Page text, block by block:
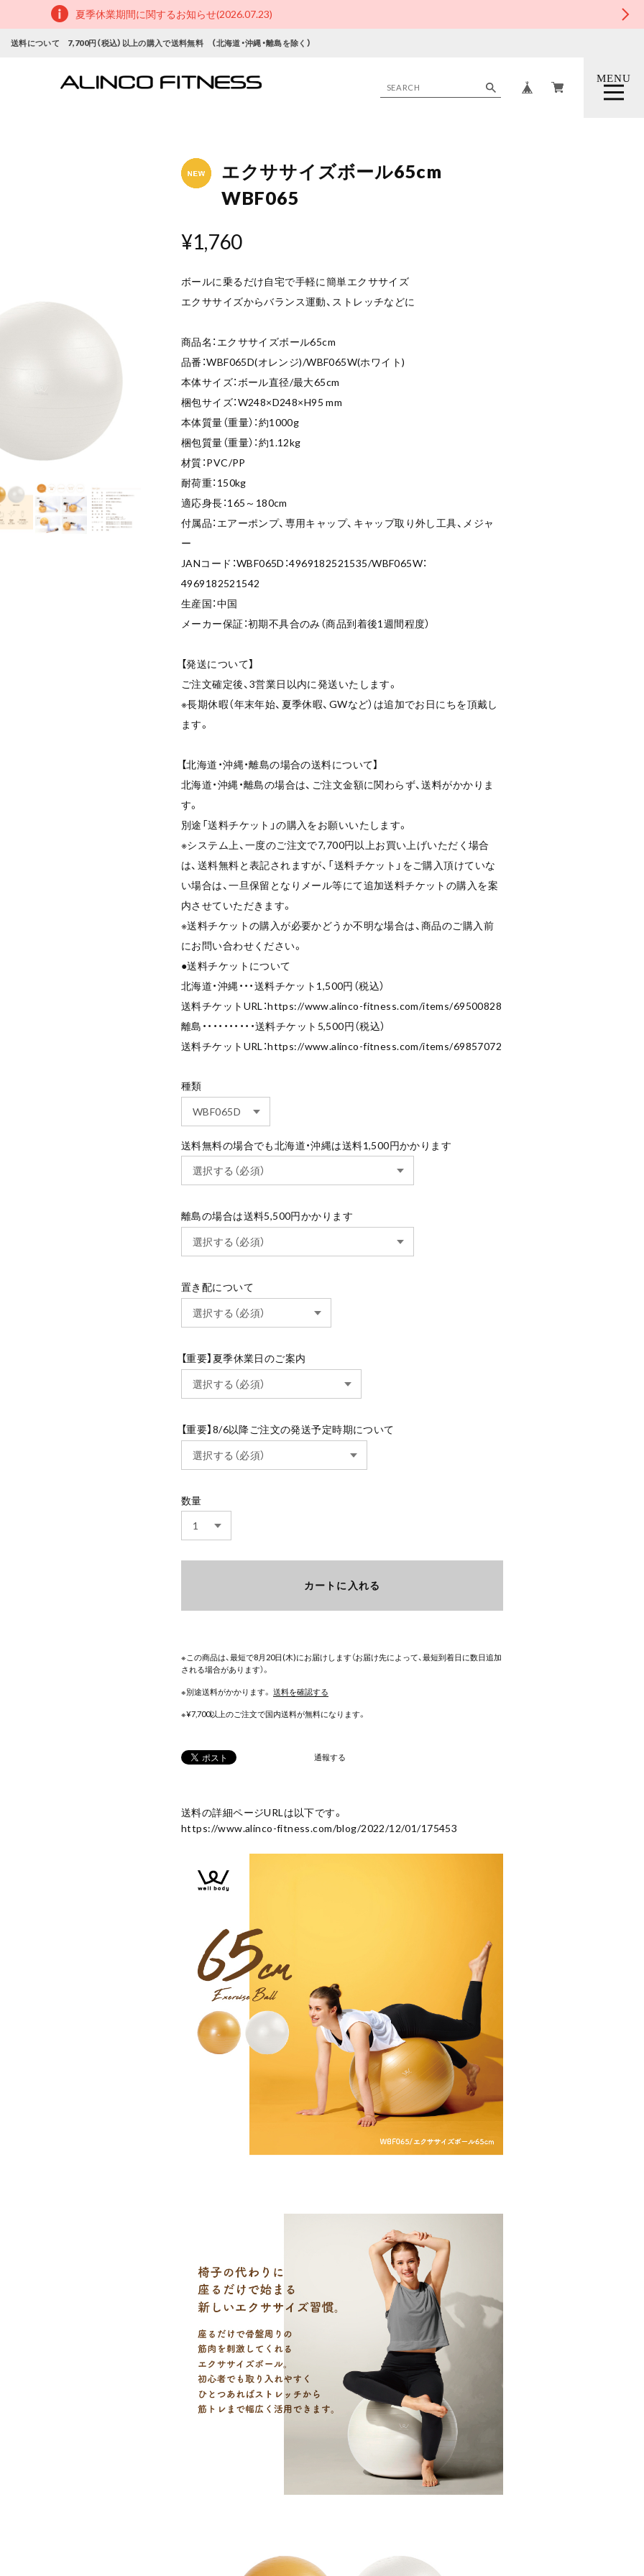
夏季休業期間に関するお知らせ(2026.07.23)
送料について 7,700円（税込）以上の購入で送料無料 （北海道・沖縄・離島を除く）
MENU
CLOSE
エクササイズボール65cm
WBF065
¥1,760
ボールに乗るだけ自宅で手軽に簡単エクササイズ
エクササイズからバランス運動、ストレッチなどに
商品名：エクササイズボール65cm
品番：WBF065D(オレンジ)/WBF065W(ホワイト)
本体サイズ：ボール直径/最大65cm
梱包サイズ：W248×D248×H95 mm
本体質量（重量）：約1000g
梱包質量（重量）：約1.12kg
材質：PVC/PP
耐荷重：150kg
適応身長：165～180cm
付属品：エアーポンプ、専用キャップ、キャップ取り外し工具、メジャ
ー
JANコード：WBF065D：4969182521535/WBF065W：
4969182521542
生産国：中国
メーカー保証：初期不具合のみ（商品到着後1週間程度）
【発送について】
ご注文確定後、3営業日以内に発送いたします。
※長期休暇（年末年始、夏季休暇、GWなど）は追加でお日にちを頂戴し
ます。
【北海道・沖縄・離島の場合の送料について】
北海道・沖縄・離島の場合は、ご注文金額に関わらず、送料がかかりま
す。
別途「送料チケット」の購入をお願いいたします。
※システム上、一度のご注文で7,700円以上お買い上げいただく場合
は、送料無料と表記されますが、「送料チケット」をご購入頂けていな
い場合は、一旦保留となりメール等にて追加送料チケットの購入を案
内させていただきます。
※送料チケットの購入が必要かどうか不明な場合は、商品のご購入前
にお問い合わせください。
●送料チケットについて
北海道・沖縄・・・送料チケット1,500円（税込）
送料チケットURL：https://www.alinco-fitness.com/items/69500828
離島・・・・・・・・・・送料チケット5,500円（税込）
送料チケットURL：https://www.alinco-fitness.com/items/69857072
種類
送料無料の場合でも北海道・沖縄は送料1,500円かかります
離島の場合は送料5,500円かかります
置き配について
【重要】夏季休業日のご案内
【重要】8/6以降ご注文の発送予定時期について
数量
カートに入れる
※この商品は、最短で8月20日(木)にお届けします（お届け先によって、最短到着日に数日追加
される場合があります）。
※別途送料がかかります。 送料を確認する
※¥7,700以上のご注文で国内送料が無料になります。
通報する
送料の詳細ページURLは以下です。
https://www.alinco-fitness.com/blog/2022/12/01/175453